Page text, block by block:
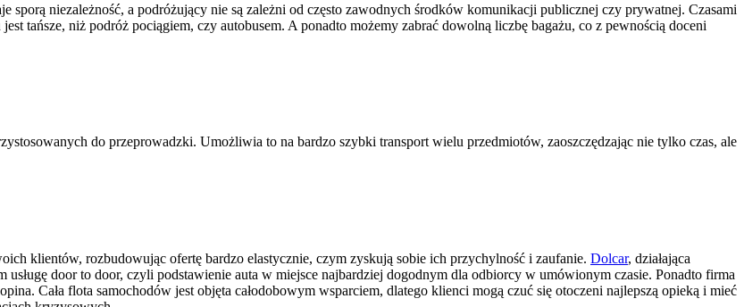
sporą niezależność, a podróżujący nie są zależni od często zawodnych środków komunikacji publicznej czy prywatnej. Czasami
tańsze, niż podróż pociągiem, czy autobusem. A ponadto możemy zabrać dowolną liczbę bagażu, co z pewnością doceni
do przeprowadzki. Umożliwia to na bardzo szybki transport wielu przedmiotów, zaoszczędzając nie tylko czas, ale
klientów, rozbudowując ofertę bardzo elastycznie, czym zyskują sobie ich przychylność i zaufanie. Dolcar, działająca
door to door, czyli podstawienie auta w miejsce najbardziej dogodnym dla odbiorcy w umówionym czasie. Ponadto firma
Cała flota samochodów jest objęta całodobowym wsparciem, dlatego klienci mogą czuć się otoczeni najlepszą opieką i mieć